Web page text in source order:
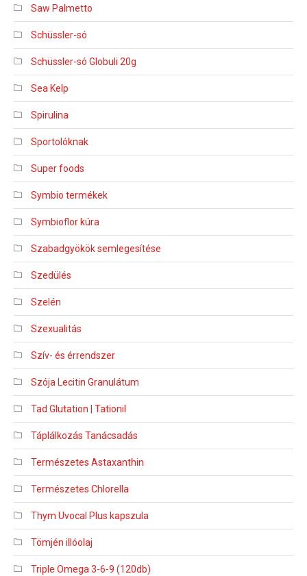
Saw Palmetto
Schüssler-só
Schüssler-só Globuli 20g
Sea Kelp
Spirulina
Sportolóknak
Super foods
Symbio termékek
Symbioflor kúra
Szabadgyökök semlegesítése
Szedülés
Szelén
Szexualitás
Szív- és érrendszer
Szója Lecitin Granulátum
Tad Glutation | Tationil
Táplálkozás Tanácsadás
Természetes Astaxanthin
Természetes Chlorella
Thym Uvocal Plus kapszula
Tömjén illóolaj
Triple Omega 3-6-9 (120db)